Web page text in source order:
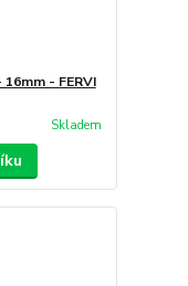
- FERVI
Skladem